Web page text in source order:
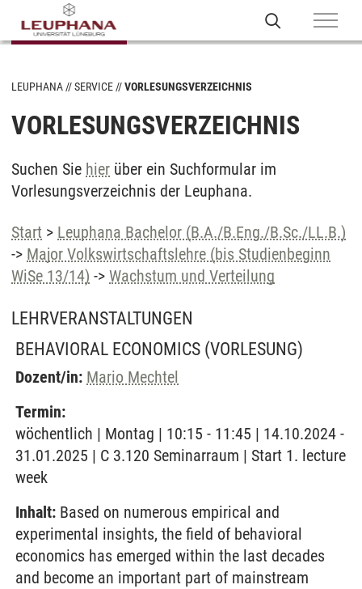
LEUPHANA SERVICE VORLESUNGSVERZEICHNIS
VORLESUNGSVERZEICHNIS
Suchen Sie hier über ein Suchformular im
Vorlesungsverzeichnis der Leuphana.
Start > Leuphana Bachelor (B.A./B.Eng./B.Sc./LL.B.)
-> Major Volkswirtschaftslehre (bis Studienbeginn
WiSe 13/14) -> Wachstum und Verteilung
LEHRVERANSTALTUNGEN
BEHAVIORAL ECONOMICS (VORLESUNG)
Dozent/in: Mario Mechtel
Termin:
wöchentlich | Montag | 10:15 - 11:45 | 14.10.2024 -
31.01.2025 | C 3.120 Seminarraum | Start 1. lecture
week
Inhalt: Based on numerous empirical and
experimental insights, the field of behavioral
economics has emerged within the last decades
and become an important part of mainstream